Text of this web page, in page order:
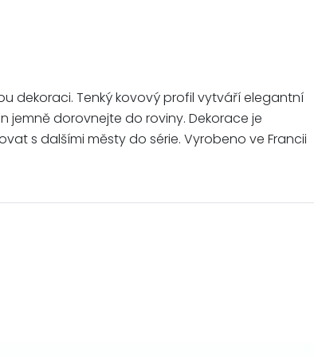
dekoraci. Tenký kovový profil vytváří elegantní
jemně dorovnejte do roviny. Dekorace je
s dalšími městy do série. Vyrobeno ve Francii